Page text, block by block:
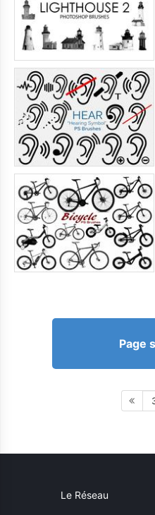
Page
Le Réseau